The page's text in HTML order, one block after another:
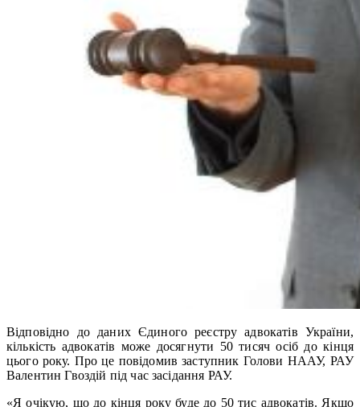
Відповідно до даних Єдиного реєстру адвокатів України,
кількість адвокатів може досягнути 50 тисяч осіб до кінця
цього року. Про це повідомив заступник Голови НААУ, РАУ
Валентин Гвоздій під час засідання РАУ.
«Я очікую, що до кінця року буде до 50 тис адвокатів. Якщо